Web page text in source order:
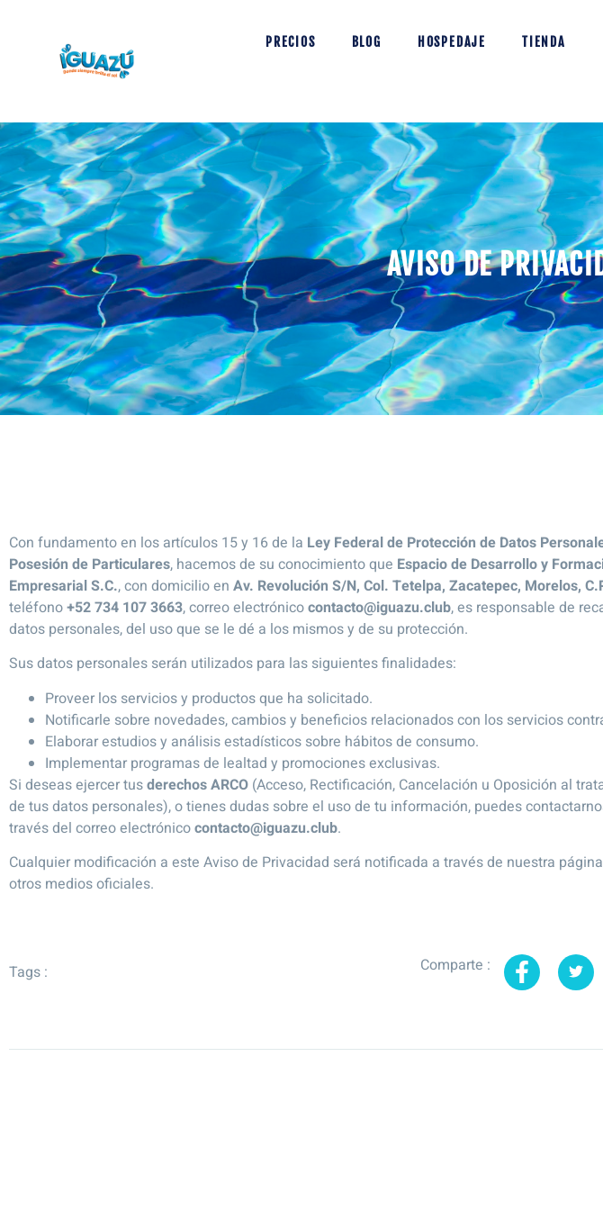
PRECIOS BLOG HOSPEDAJE TIENDA
AVISO DE
Con fundamento en los artículos 15 y 16 de la Ley Federal de Protección de Datos
Posesión de Particulares, hacemos de su conocimiento que Espacio de Desarrollo y
Empresarial S.C., con domicilio en Av. Revolución S/N, Col. Tetelpa, Zacatepec, Morelos,
teléfono+52 734 107 3663, correo electrónicocontacto@iguazu.club, es responsable de
datos personales, del uso que se le dé a los mismos y de su protección.
Sus datos personales serán utilizados para las siguientes finalidades:
Proveer los servicios y productos que ha solicitado.
Notificarle sobre novedades, cambios y beneficios relacionados con los servicios
Elaborar estudios y análisis estadísticos sobre hábitos de consumo.
Implementar programas de lealtad y promociones exclusivas.
Si deseas ejercer tusderechos ARCO (Acceso, Rectificación, Cancelación u Oposición al
de tus datos personales), o tienes dudas sobre el uso de tu información, puedes
través del correo electrónicocontacto@iguazu.club.
Cualquier modificación a este Aviso de Privacidad será notificada a través de nuestra
otros medios oficiales.
Tags : Comparte :